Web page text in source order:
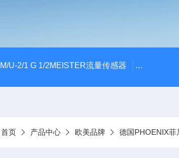
U-2/1 G 1/2MEISTER流量传感器
首页 产品中心 欧美品牌 德国PHOENIX菲